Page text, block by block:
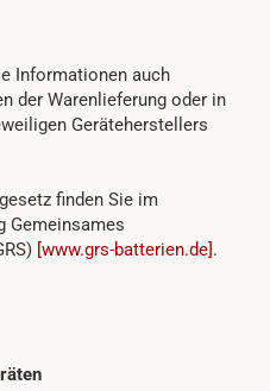
Informationen auch
der Warenlieferung oder in
Geräteherstellers
finden Sie im
Gemeinsames
[www.grs-batterien.de].